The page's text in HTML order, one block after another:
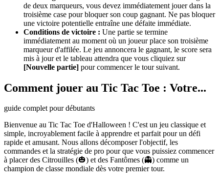
de deux marqueurs, vous devez immédiatement jouer dans la
troisième case pour bloquer son coup gagnant. Ne pas bloquer
une victoire potentielle entraîne une défaite immédiate.
Conditions de victoire : Une partie se termine
immédiatement au moment où un joueur place son troisième
marqueur d'affilée. Le jeu annoncera le gagnant, le score sera
mis à jour et le tableau attendra que vous cliquiez sur
[Nouvelle partie] pour commencer le tour suivant.
Comment jouer au Tic Tac Toe : Votre...
guide complet pour débutants
Bienvenue au Tic Tac Toe d'Halloween ! C'est un jeu classique et
simple, incroyablement facile à apprendre et parfait pour un défi
rapide et amusant. Nous allons décomposer l'objectif, les
commandes et la stratégie de pro pour que vous puissiez commencer
à placer des Citrouilles (🎃) et des Fantômes (👻) comme un
champion de classe mondiale dès votre premier tour.